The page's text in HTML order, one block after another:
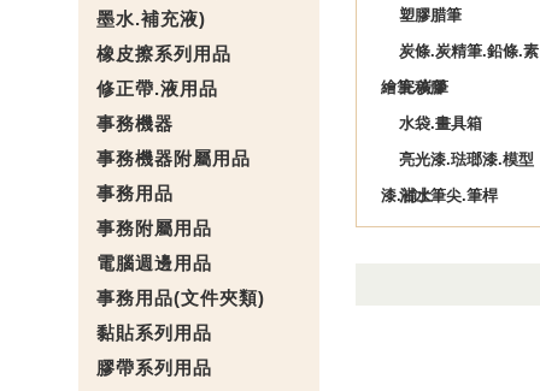
墨水.補充液)
橡皮擦系列用品
修正帶.液用品
事務機器
事務機器附屬用品
事務用品
事務附屬用品
電腦週邊用品
事務用品(文件夾類)
黏貼系列用品
膠帶系列用品
塑膠腊筆
炭條.炭精筆.鉛條.素
繪筆.炭筆
完稿膠
水袋.畫具箱
亮光漆.琺瑯漆.模型
漆.補土
沾水筆尖.筆桿